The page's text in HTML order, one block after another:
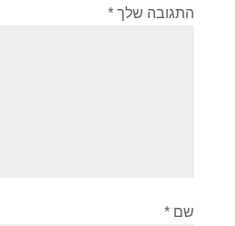
התגובה שלך *
שם *